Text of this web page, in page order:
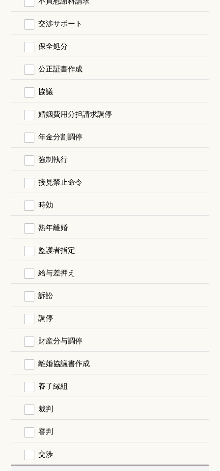
交渉サポート
保全処分
公正証書作成
協議
婚姻費用分担請求調停
年金分割調停
強制執行
接見禁止命令
時効
熟年離婚
監護者指定
給与差押え
訴訟
調停
財産分与調停
離婚協議書作成
養子縁組
裁判
審判
交渉